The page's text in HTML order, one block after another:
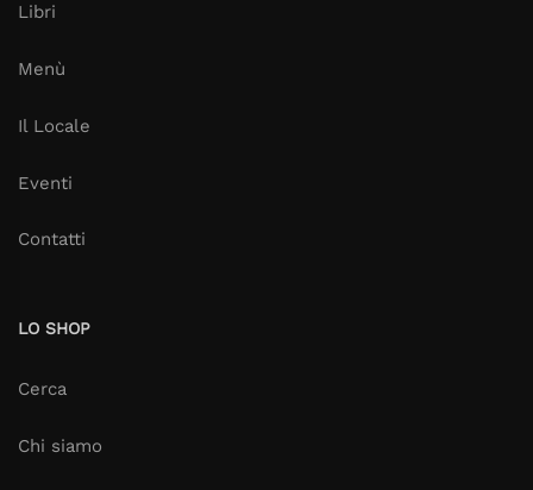
Libri
Menù
Il Locale
Eventi
Contatti
LO SHOP
Cerca
Chi siamo